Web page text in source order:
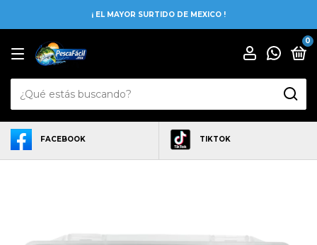
¡ EL MAYOR SURTIDO DE MEXICO !
0
FACEBOOK TIKTOK